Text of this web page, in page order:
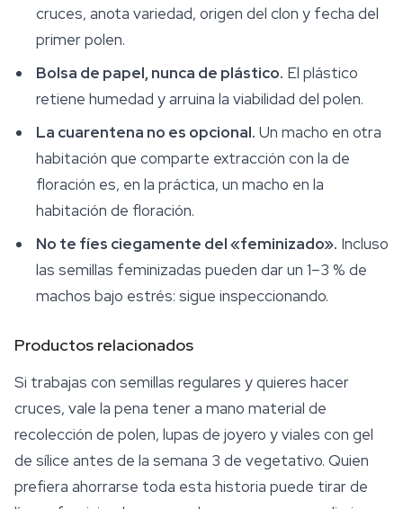
cruces, anota variedad, origen del clon y fecha del
primer polen.
Bolsa de papel, nunca de plástico. El plástico
retiene humedad y arruina la viabilidad del polen.
La cuarentena no es opcional. Un macho en otra
habitación que comparte extracción con la de
floración es, en la práctica, un macho en la
habitación de floración.
No te fíes ciegamente del «feminizado». Incluso
las semillas feminizadas pueden dar un 1–3 % de
machos bajo estrés: sigue inspeccionando.
Productos relacionados
Si trabajas con semillas regulares y quieres hacer
cruces, vale la pena tener a mano material de
recolección de polen, lupas de joyero y viales con gel
de sílice antes de la semana 3 de vegetativo. Quien
prefiera ahorrarse toda esta historia puede tirar de